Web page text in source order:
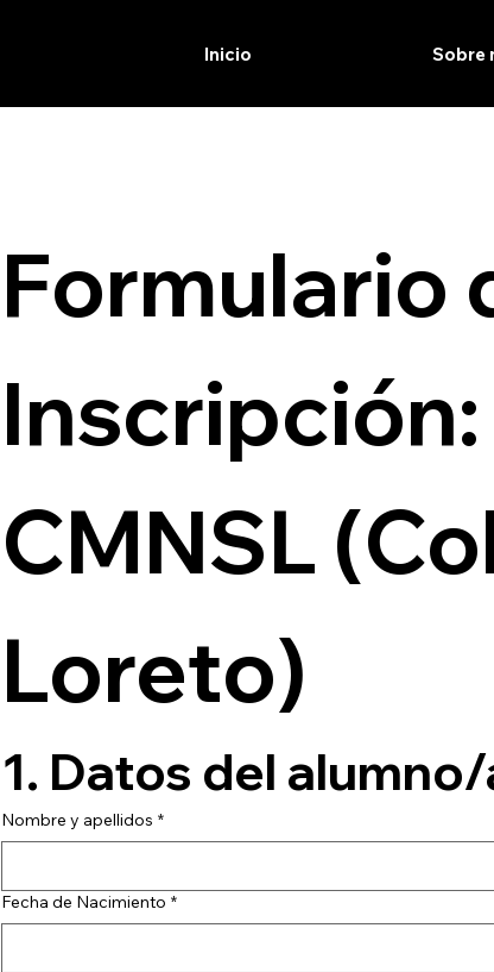
Inicio Sobre
Formulario
CMNSL
Loreto)
1. Datos del
Nombre y apellidos *
Fecha de Nacimiento *